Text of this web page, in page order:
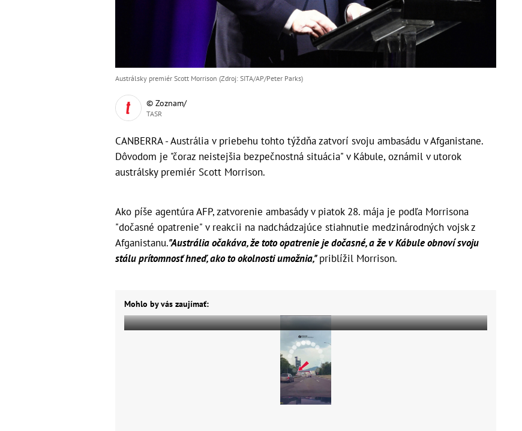
Austrálsky premiér Scott Morrison (Zdroj: SITA/AP/Peter Parks)
© Zoznam/
TASR
CANBERRA - Austrália v priebehu tohto týždňa zatvorí svoju ambasádu v Afganistane.
Dôvodom je "čoraz neistejšia bezpečnostná situácia" v Kábule, oznámil v utorok
austrálsky premiér Scott Morrison.
Ako píše agentúra AFP, zatvorenie ambasády v piatok 28. mája je podľa Morrisona
"dočasné opatrenie" v reakcii na nadchádzajúce stiahnutie medzinárodných vojsk z
Afganistanu."Austrália očakáva, že toto opatrenie je dočasné, a že v Kábule obnoví svoju
stálu prítomnosť hneď, ako to okolnosti umožnia,"priblížil Morrison.
Mohlo by vás zaujímať: